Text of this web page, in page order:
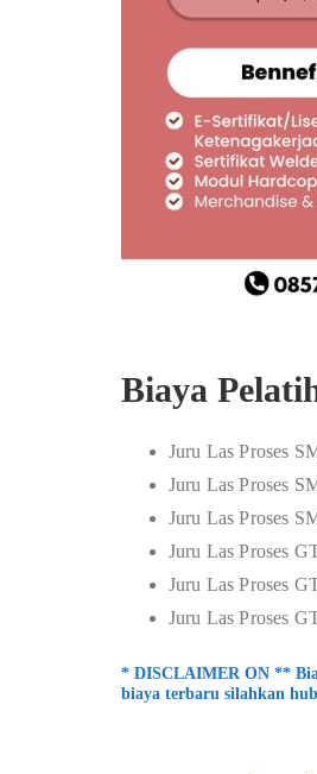
Biaya
Juru Las Proses
Juru Las Proses
Juru Las Proses
Juru Las Proses
Juru Las Proses
Juru Las Proses
* DISCLAIMER ON **
biaya terbaru silahkan